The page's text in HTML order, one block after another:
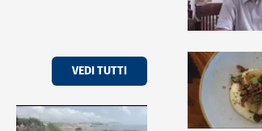
VEDI TUTTI